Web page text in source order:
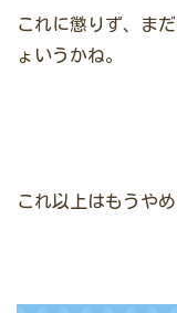
これに懲りず、ま
ょいうかね。
これ以上はもうや